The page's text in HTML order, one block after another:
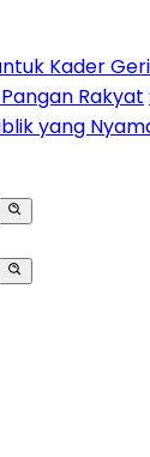
Kader
Rakyat
yang